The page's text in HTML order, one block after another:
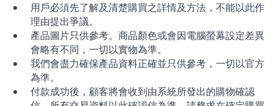
用戶必須先了解及清楚購買之詳情及方法，不能以此作
理由提出爭議。
產品圖片只供參考。商品顏色或會因電腦螢幕設定差異
會略有不同，一切以實物為準。
我們會盡力確保產品資料正確並只供參考，一切以官方
為準。
付款成功後，顧客將會收到由系統所發出的購物確認